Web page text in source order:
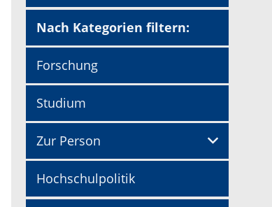
Nach Kategorien filtern:
Forschung
Studium
Zur Person
Hochschulpolitik